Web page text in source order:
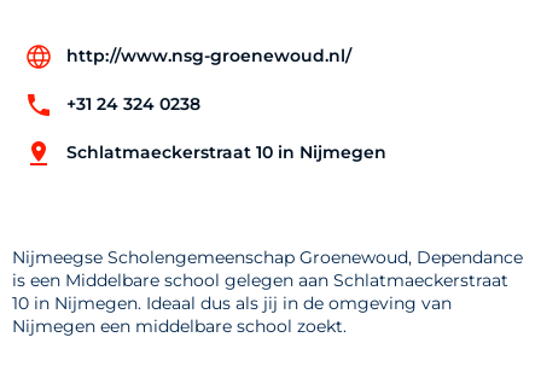
http://www.nsg-groenewoud.nl/
+31 24 324 0238
Schlatmaeckerstraat 10 in Nijmegen
Nijmeegse Scholengemeenschap Groenewoud, Dependance
is een Middelbare school gelegen aan Schlatmaeckerstraat
10 in Nijmegen. Ideaal dus als jij in de omgeving van
Nijmegen een middelbare school zoekt.